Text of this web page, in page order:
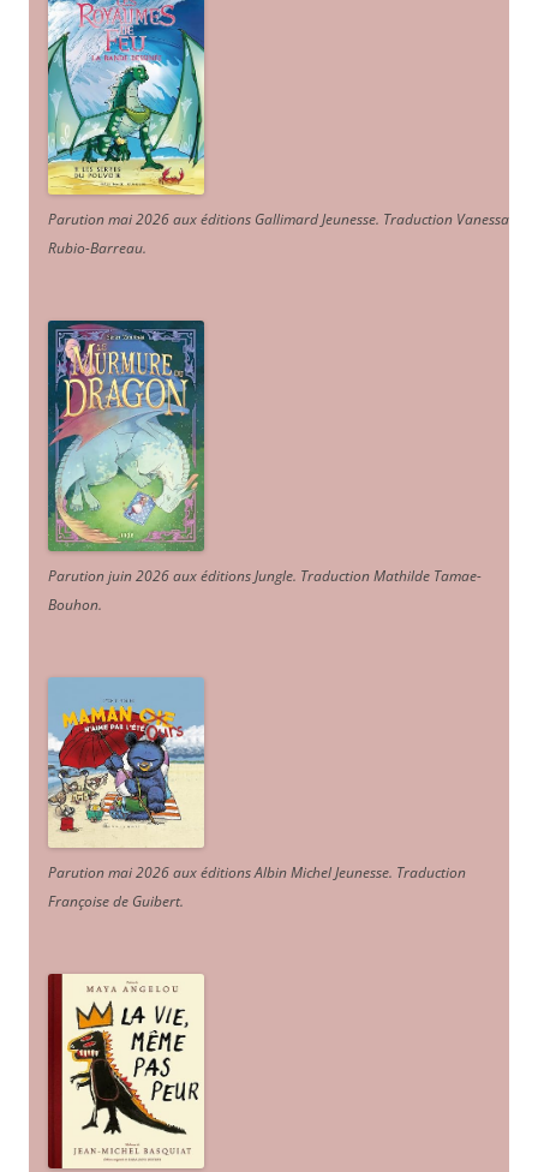
Parution mai 2026 aux éditions Gallimard Jeunesse. Traduction Vanessa
Rubio-Barreau.
Parution juin 2026 aux éditions Jungle. Traduction Mathilde Tamae-
Bouhon.
Parution mai 2026 aux éditions Albin Michel Jeunesse. Traduction
Françoise de Guibert.